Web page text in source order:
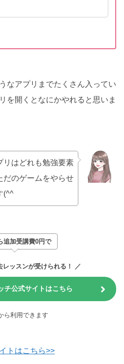
なアプリまでたくさん入ってい
を開くとなにかやれると思いま
リはどれも勉強要素
だのゲームをやらせ
(^^
追加受講費0円で
ッスンが受けられる！ ／
チ公式サイトはこちら
ら利用できます
トはこちら>>